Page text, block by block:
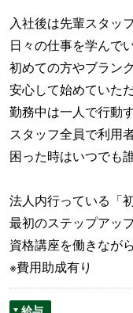
入社後は先輩スタッ
日々の仕事を学んで
初めての方やブラン
安心して始めていた
勤務中は一人で行動
スタッフ全員で利用
困った時はいつでも
法人内行っている「
最初のステップアッ
資格講座を働きなが
※費用助成有り
給与